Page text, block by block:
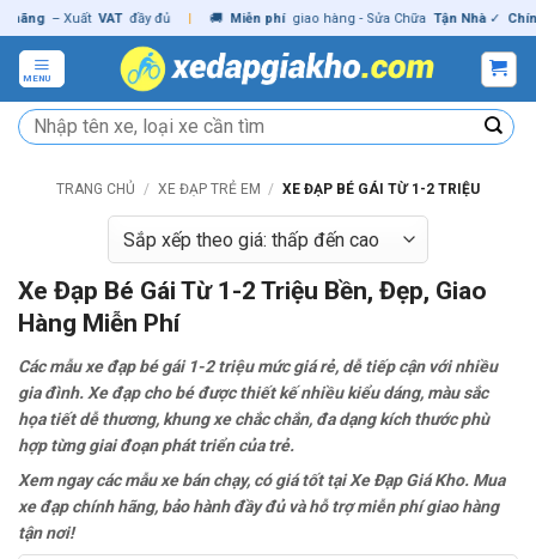
Skip
to
content
– Xuất VAT đầy đủ | 🚚 Miễn phí giao hàng - Sửa Chữa Tận Nhà ✓ Chính hãng
MENU
Tìm
kiếm:
TRANG CHỦ / XE ĐẠP TRẺ EM / XE ĐẠP BÉ GÁI TỪ 1-2 TRIỆU
Xe Đạp Bé Gái Từ 1-2 Triệu Bền, Đẹp, Giao
Hàng Miễn Phí
Các mẫu xe đạp bé gái 1-2 triệu mức giá rẻ, dễ tiếp cận với nhiều
gia đình. Xe đạp cho bé được thiết kế nhiều kiểu dáng, màu sắc
họa tiết dễ thương, khung xe chắc chắn, đa dạng kích thước phù
hợp từng giai đoạn phát triển của trẻ.
Xem ngay các mẫu xe bán chạy, có giá tốt tại Xe Đạp Giá Kho. Mua
xe đạp chính hãng, bảo hành đầy đủ và hỗ trợ miễn phí giao hàng
tận nơi!